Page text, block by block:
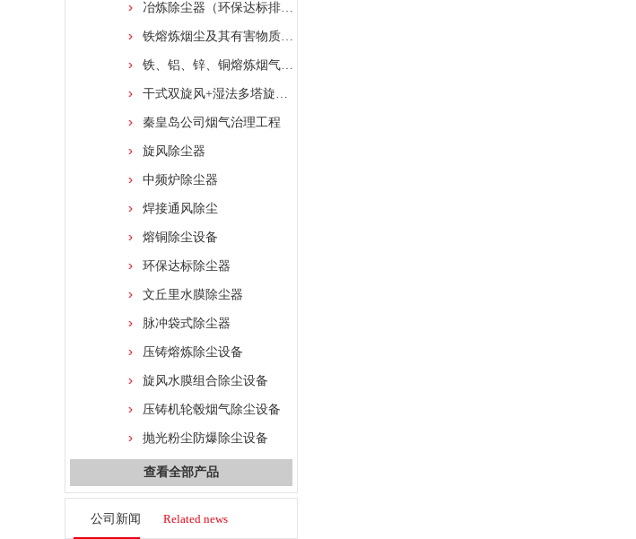
冶炼除尘器（环保达标排放）
铁熔炼烟尘及其有害物质处理净化装置
铁、铝、锌、铜熔炼烟气除尘处理净化装置
干式双旋风+湿法多塔旋转水膜塔烟尘处理工艺
秦皇岛公司烟气治理工程
旋风除尘器
中频炉除尘器
焊接通风除尘
熔铜除尘设备
环保达标除尘器
文丘里水膜除尘器
脉冲袋式除尘器
压铸熔炼除尘设备
旋风水膜组合除尘设备
压铸机轮毂烟气除尘设备
抛光粉尘防爆除尘设备
查看全部产品
公司新闻 Related news